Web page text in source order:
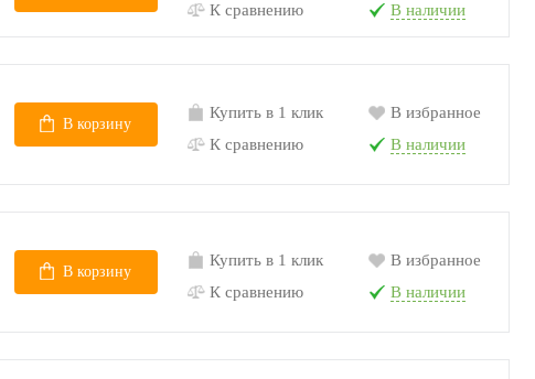
К сравнению
В наличии
В корзину
Купить в 1 клик
К сравнению
В избранное
В наличии
В корзину
Купить в 1 клик
К сравнению
В избранное
В наличии